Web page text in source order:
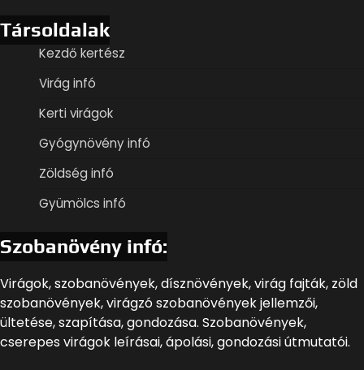
Társoldalak
Kezdő kertész
Virág infó
Kerti virágok
Gyógynövény infó
Zöldség infó
Gyümölcs infó
Szobanövény infó:
Virágok, szobanövények, dísznövények, virág fajták, zöld
szobanövények, virágzó szobanövények jellemzői,
ültetése, szapítása, gondozása. Szobanövények,
cserepes virágok leírásai, ápolási, gondozási útmutatói.